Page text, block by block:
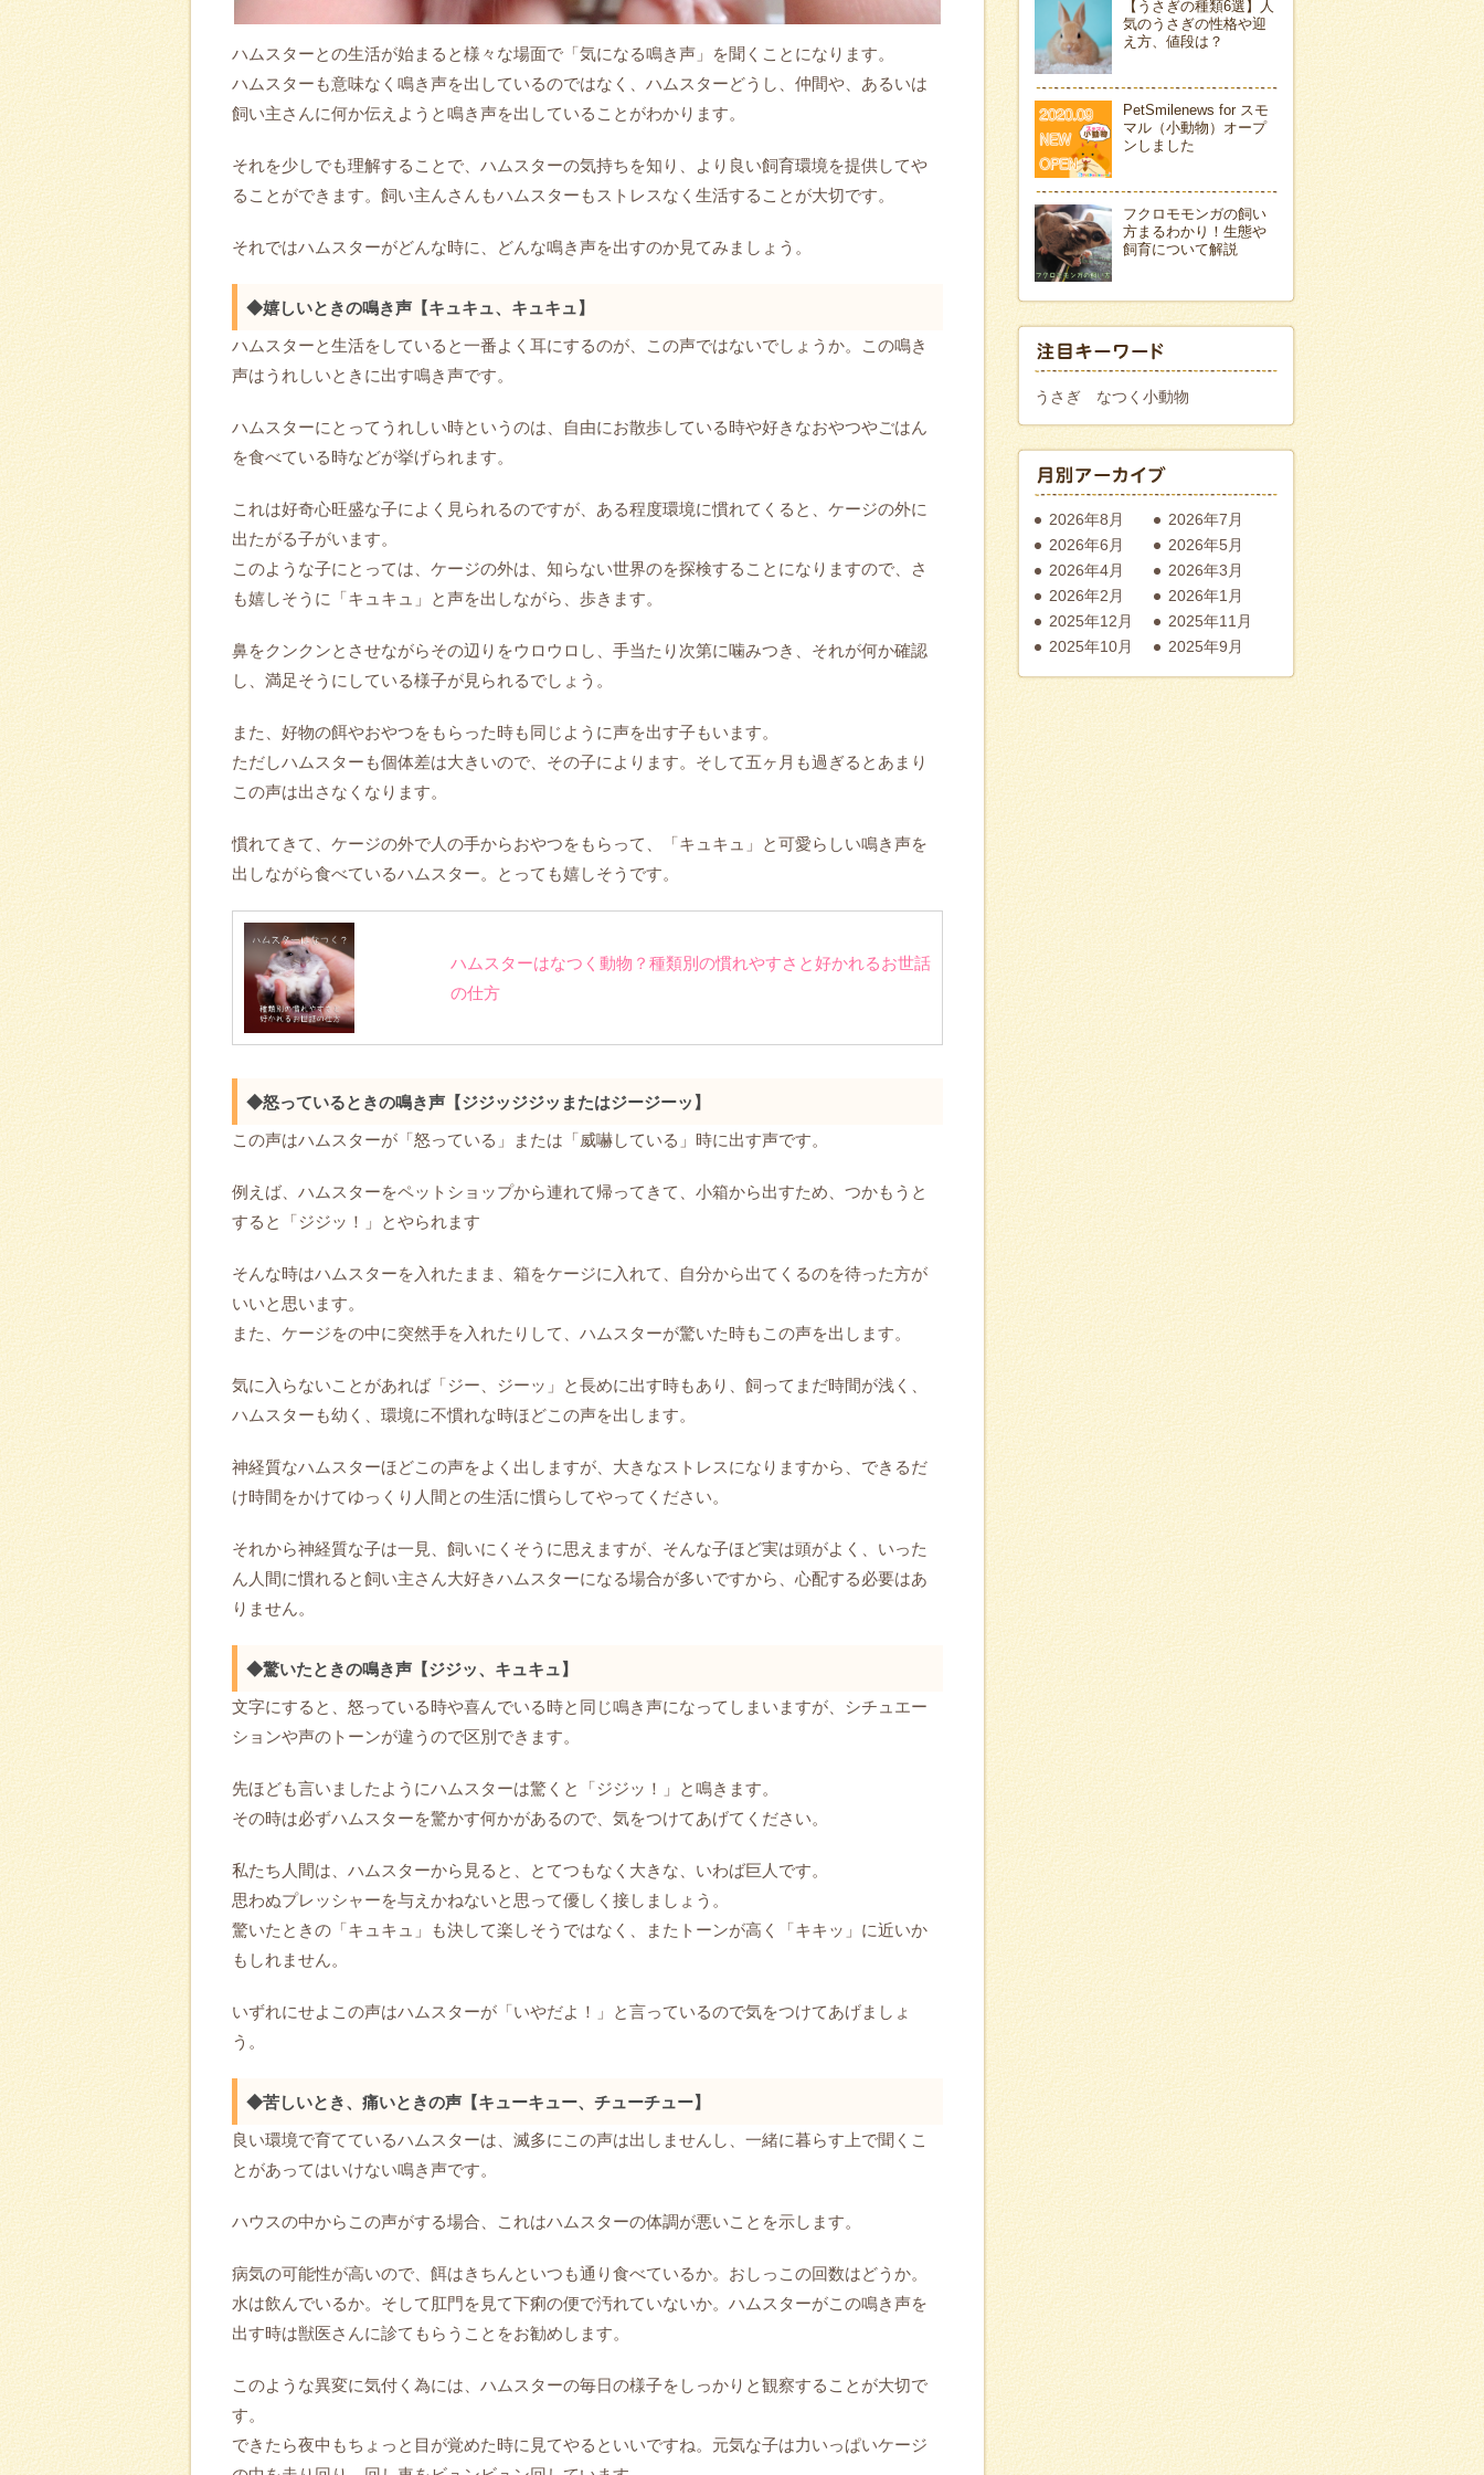
ハムスターとの生活が始まると様々な場面で「気になる鳴き声」を聞くことになります。
ハムスターも意味なく鳴き声を出しているのではなく、ハムスターどうし、仲間や、あるいは
飼い主さんに何か伝えようと鳴き声を出していることがわかります。
それを少しでも理解することで、ハムスターの気持ちを知り、より良い飼育環境を提供してや
ることができます。飼い主んさんもハムスターもストレスなく生活することが大切です。
それではハムスターがどんな時に、どんな鳴き声を出すのか見てみましょう。
◆嬉しいときの鳴き声【キュキュ、キュキュ】
ハムスターと生活をしていると一番よく耳にするのが、この声ではないでしょうか。この鳴き
声はうれしいときに出す鳴き声です。
ハムスターにとってうれしい時というのは、自由にお散歩している時や好きなおやつやごはん
を食べている時などが挙げられます。
これは好奇心旺盛な子によく見られるのですが、ある程度環境に慣れてくると、ケージの外に
出たがる子がいます。
このような子にとっては、ケージの外は、知らない世界のを探検することになりますので、さ
も嬉しそうに「キュキュ」と声を出しながら、歩きます。
鼻をクンクンとさせながらその辺りをウロウロし、手当たり次第に噛みつき、それが何か確認
し、満足そうにしている様子が見られるでしょう。
また、好物の餌やおやつをもらった時も同じように声を出す子もいます。
ただしハムスターも個体差は大きいので、その子によります。そして五ヶ月も過ぎるとあまり
この声は出さなくなります。
慣れてきて、ケージの外で人の手からおやつをもらって、「キュキュ」と可愛らしい鳴き声を
出しながら食べているハムスター。とっても嬉しそうです。
ハムスターはなつく動物？種類別の慣れやすさと好かれるお世話
の仕方
◆怒っているときの鳴き声【ジジッジジッまたはジージーッ】
この声はハムスターが「怒っている」または「威嚇している」時に出す声です。
例えば、ハムスターをペットショップから連れて帰ってきて、小箱から出すため、つかもうと
すると「ジジッ！」とやられます
そんな時はハムスターを入れたまま、箱をケージに入れて、自分から出てくるのを待った方が
いいと思います。
また、ケージをの中に突然手を入れたりして、ハムスターが驚いた時もこの声を出します。
気に入らないことがあれば「ジー、ジーッ」と長めに出す時もあり、飼ってまだ時間が浅く、
ハムスターも幼く、環境に不慣れな時ほどこの声を出します。
神経質なハムスターほどこの声をよく出しますが、大きなストレスになりますから、できるだ
け時間をかけてゆっくり人間との生活に慣らしてやってください。
それから神経質な子は一見、飼いにくそうに思えますが、そんな子ほど実は頭がよく、いった
ん人間に慣れると飼い主さん大好きハムスターになる場合が多いですから、心配する必要はあ
りません。
◆驚いたときの鳴き声【ジジッ、キュキュ】
文字にすると、怒っている時や喜んでいる時と同じ鳴き声になってしまいますが、シチュエー
ションや声のトーンが違うので区別できます。
先ほども言いましたようにハムスターは驚くと「ジジッ！」と鳴きます。
その時は必ずハムスターを驚かす何かがあるので、気をつけてあげてください。
私たち人間は、ハムスターから見ると、とてつもなく大きな、いわば巨人です。
思わぬプレッシャーを与えかねないと思って優しく接しましょう。
驚いたときの「キュキュ」も決して楽しそうではなく、またトーンが高く「キキッ」に近いか
もしれません。
いずれにせよこの声はハムスターが「いやだよ！」と言っているので気をつけてあげましょ
う。
◆苦しいとき、痛いときの声【キューキュー、チューチュー】
良い環境で育てているハムスターは、滅多にこの声は出しませんし、一緒に暮らす上で聞くこ
とがあってはいけない鳴き声です。
ハウスの中からこの声がする場合、これはハムスターの体調が悪いことを示します。
病気の可能性が高いので、餌はきちんといつも通り食べているか。おしっこの回数はどうか。
水は飲んでいるか。そして肛門を見て下痢の便で汚れていないか。ハムスターがこの鳴き声を
出す時は獣医さんに診てもらうことをお勧めします。
このような異変に気付く為には、ハムスターの毎日の様子をしっかりと観察することが大切で
す。
できたら夜中もちょっと目が覚めた時に見てやるといいですね。元気な子は力いっぱいケージ
【うさぎの種類6選】人
気のうさぎの性格や迎
え方、値段は？
PetSmilenews for スモ
マル（小動物）オープ
ンしました
フクロモモンガの飼い
方まるわかり！生態や
飼育について解説
うさぎ なつく小動物
2026年8月
2026年7月
2026年6月
2026年5月
2026年4月
2026年3月
2026年2月
2026年1月
2025年12月
2025年11月
2025年10月
2025年9月